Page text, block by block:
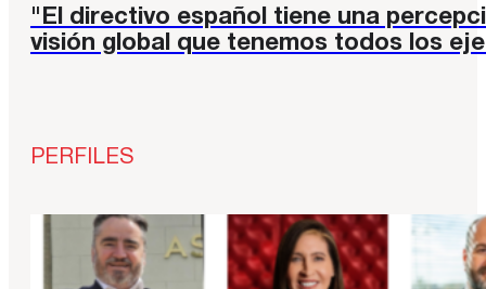
"El directivo español tiene una
visión global que tenemos todos los
PERFILES